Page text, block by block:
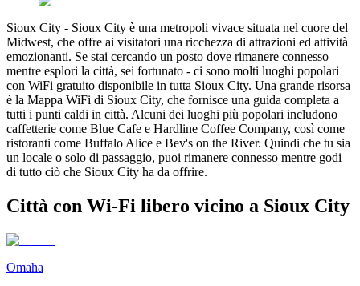
Sioux City - Sioux City è una metropoli vivace situata nel cuore del
Midwest, che offre ai visitatori una ricchezza di attrazioni ed attività
emozionanti. Se stai cercando un posto dove rimanere connesso
mentre esplori la città, sei fortunato - ci sono molti luoghi popolari
con WiFi gratuito disponibile in tutta Sioux City. Una grande risorsa
è la Mappa WiFi di Sioux City, che fornisce una guida completa a
tutti i punti caldi in città. Alcuni dei luoghi più popolari includono
caffetterie come Blue Cafe e Hardline Coffee Company, così come
ristoranti come Buffalo Alice e Bev's on the River. Quindi che tu sia
un locale o solo di passaggio, puoi rimanere connesso mentre godi
di tutto ciò che Sioux City ha da offrire.
Città con Wi-Fi libero vicino a Sioux City
Omaha